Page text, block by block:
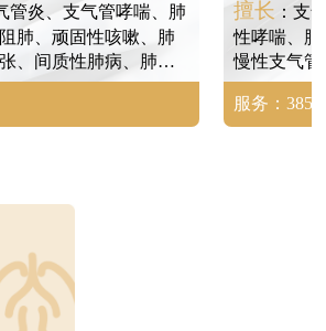
管炎、支气管哮喘、肺
肺、顽固性咳嗽、肺
、间质性肺病、肺间
肺、肺结节等。
擅长 ：支
性哮喘、
慢性支气
病、肺炎
尘肺、矽
服务：3854